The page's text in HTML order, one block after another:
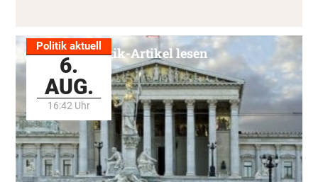
Politik aktuell
6.
AUG.
16:42 Uhr
Alle Politik-Artikel lesen